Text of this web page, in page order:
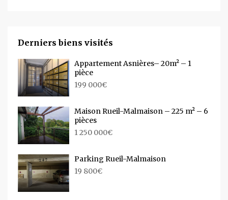
Derniers biens visités
Appartement Asnières– 20m² – 1
pièce
199 000€
Maison Rueil-Malmaison – 225 m² – 6
pièces
1 250 000€
Parking Rueil-Malmaison
19 800€